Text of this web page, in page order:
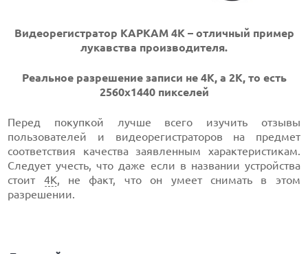
Видеорегистратор KAPKAM 4K – отличный пример
лукавства производителя.
Реальное разрешение записи не 4К, а 2К, то есть
2560х1440 пикселей
Перед покупкой лучше всего изучить отзывы
пользователей и видеорегистраторов на предмет
соответствия качества заявленным характеристикам.
Следует учесть, что даже если в названии устройства
стоит 4К, не факт, что он умеет снимать в этом
разрешении.